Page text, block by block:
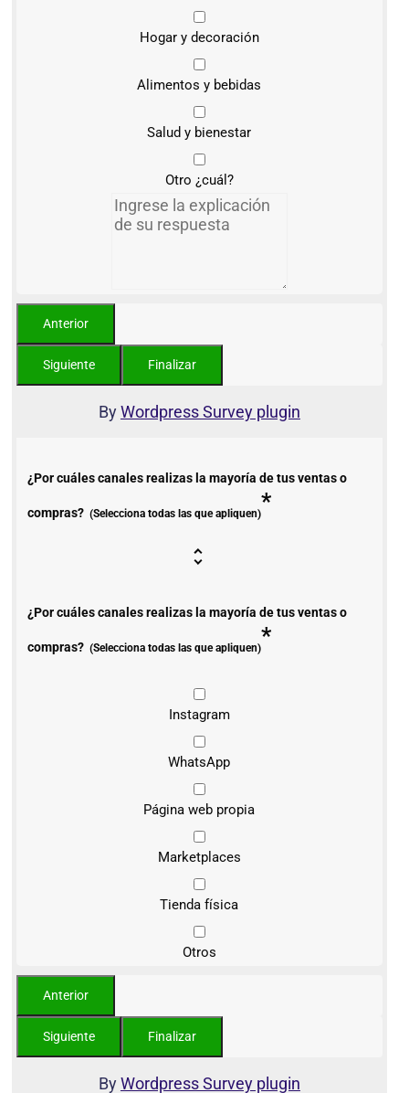
Hogar y decoración
Alimentos y bebidas
Salud y bienestar
Otro ¿cuál?
ByWordpress Survey plugin
¿Por cuáles canales realizas la mayoría de tus ventas o
compras? (Selecciona todas las que apliquen)*
¿Por cuáles canales realizas la mayoría de tus ventas o
compras? (Selecciona todas las que apliquen)*
Instagram
WhatsApp
Página web propia
Marketplaces
Tienda física
Otros
ByWordpress Survey plugin